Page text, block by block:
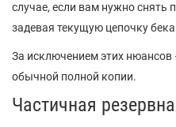
случае, если вам нужно снять
задевая текущую цепочку
За исключением этих нюансов
обычной полной копии.
Частичная